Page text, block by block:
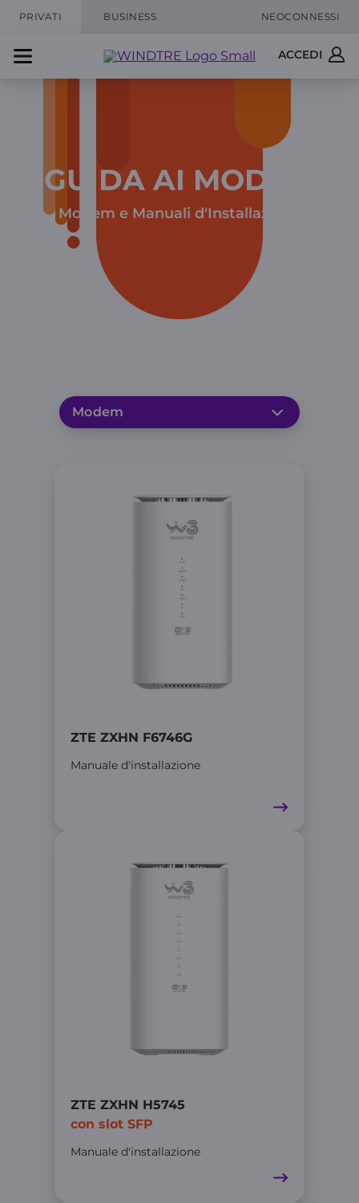
PRIVATI BUSINESS NEOCONNESSI
ACCEDI
GUIDA AI MODEM
Modem e Manuali d'Installazione
Modem
ZTE ZXHN F6746G
Manuale d'installazione
ZTE ZXHN H5745
con slot SFP
Manuale d'installazione